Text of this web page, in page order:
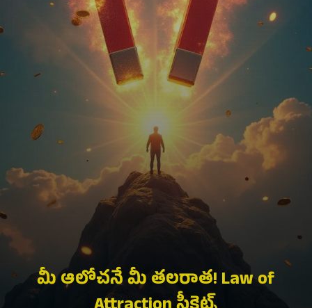
మీ ఆలోచనే మీ తలరాత! Law of